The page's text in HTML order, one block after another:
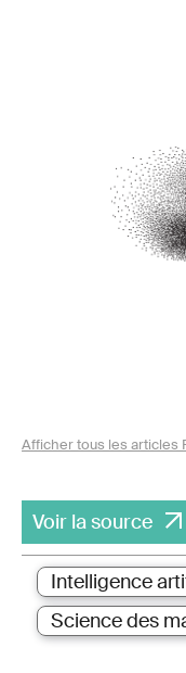
Afficher tous les articles
Voir la source
Intelligence
Science des